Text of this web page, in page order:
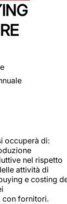
occuperà di:
nel rispetto
attività di
e costing
con fornitori.